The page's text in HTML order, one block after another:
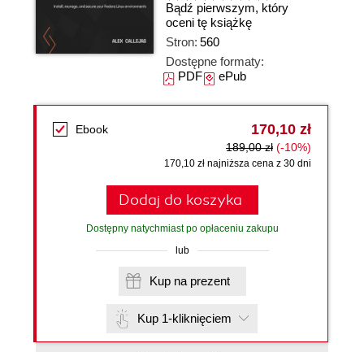
Bądź pierwszym, który
oceni tę książkę
Stron: 560
Dostępne formaty:
PDFePub
Ebook 170,10 zł
189,00 zł (-10%)
170,10 zł najniższa cena z 30 dni
Dodaj do koszyka
Dostępny natychmiast po opłaceniu zakupu
lub
Kup na prezent
Kup 1-kliknięciem